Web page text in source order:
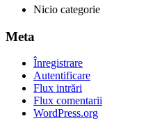
Nicio categorie
Meta
Înregistrare
Autentificare
Flux intrări
Flux comentarii
WordPress.org